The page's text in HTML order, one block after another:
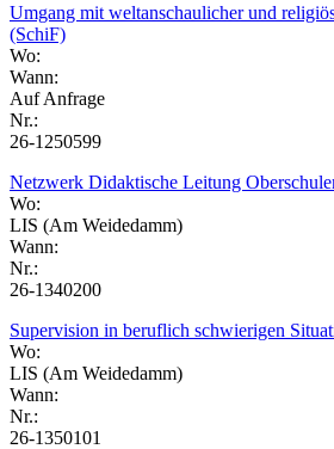
Umgang mit weltanschaulicher und
(SchiF)
Wo:
Wann:
Auf Anfrage
Nr.:
26-1250599
Netzwerk Didaktische Leitung
Wo:
LIS (Am Weidedamm)
Wann:
Nr.:
26-1340200
Supervision in beruflich schwierigen
Wo:
LIS (Am Weidedamm)
Wann:
Nr.:
26-1350101